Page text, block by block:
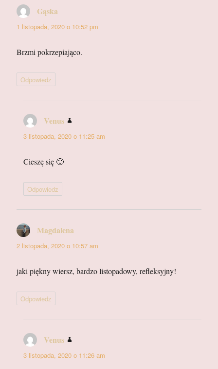
Gąska
1 listopada, 2020 o 10:52 pm
Brzmi pokrzepiająco.
Odpowiedz
Venus
3 listopada, 2020 o 11:25 am
Cieszę się 🙂
Odpowiedz
Magdalena
2 listopada, 2020 o 10:57 am
jaki piękny wiersz, bardzo listopadowy, refleksyjny!
Odpowiedz
Venus
3 listopada, 2020 o 11:26 am